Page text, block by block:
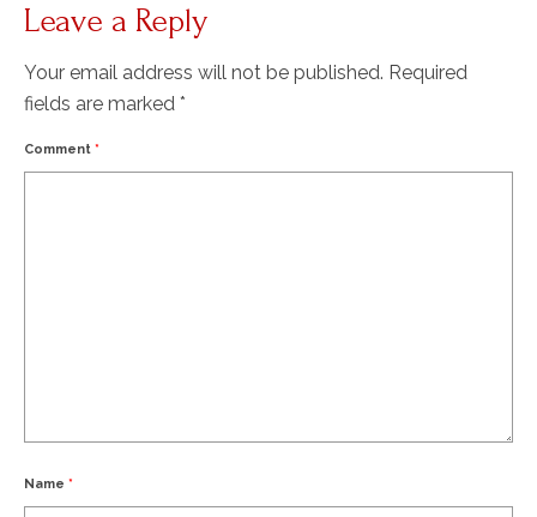
Leave a Reply
Your email address will not be published. Required
fields are marked *
Comment *
Name *